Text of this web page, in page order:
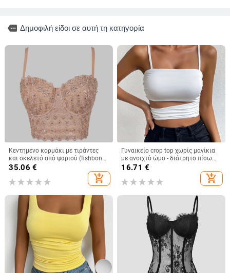
more Δημοφιλή είδοι σε αυτή τη κατηγορία
Κεντημένο κορμάκι με τιράντες
και σκελετό από ψαριού (fishbone),
βέστ με διαμαντιών διακόσμηση,
φλοράλ μοτίβο, στενή γραμμή,
υπερ-κοντό μήκος ≤40 εκ,
35.06 €
add_shopping_cart
Γυναικείο crop top χωρίς μανίκια
με ανοιχτό ώμο - διάτρητο πίσω
σχέδιο, άνετη γραμμή, κοντό
μήκος, μίξη πολυεστέρα-ελαστάν
16.71 €
add_shopping_cart